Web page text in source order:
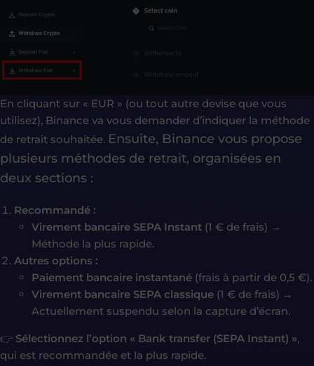
En cliquant sur « EUR » (ou tout autre devise que vous
utilisez), Binance va vous demander d’indiquer la méthode
de retrait souhaitée. Ensuite, Binance vous propose
plusieurs méthodes de retrait, organisées en
deux sections :
Recommandé :
Virement bancaire SEPA Instant (1 € de frais) →
Méthode la plus rapide.
Autres options :
Paiement bancaire instantané (frais à partir de 0,5 €).
Virement bancaire SEPA classique (1 € de frais) →
Actuellement suspendu selon la capture d’écran.
👉 Sélectionnez l’option « Bank transfer (SEPA Instant) »,
qui est recommandée et la plus rapide.